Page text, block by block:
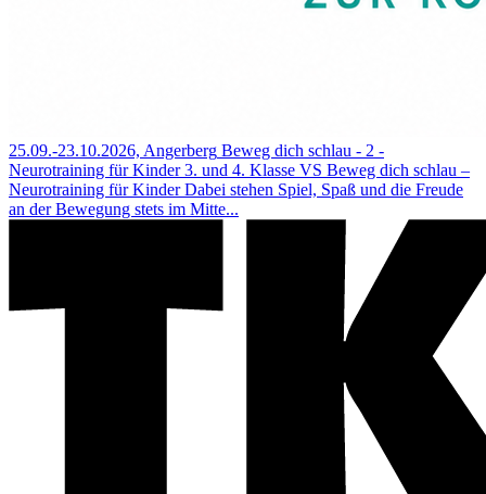
25.09.-23.10.2026, Angerberg Beweg dich schlau - 2 -
Neurotraining für Kinder 3. und 4. Klasse VS Beweg dich schlau –
Neurotraining für Kinder Dabei stehen Spiel, Spaß und die Freude
an der Bewegung stets im Mitte...